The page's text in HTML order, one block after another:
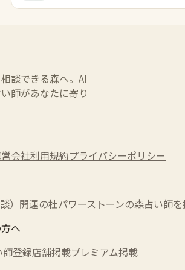
談できる森へ。AI
師があなたに寄り
会社利用規約プライバシーポリシー
） 開運の杜パワーストーンの森占い師
へ
師登録店舗掲載プレミアム掲載